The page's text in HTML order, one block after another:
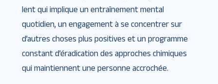
lent qui implique un entraînement mental
quotidien, un engagement à se concentrer sur
d’autres choses plus positives et un programme
constant d’éradication des approches chimiques
qui maintiennent une personne accrochée.